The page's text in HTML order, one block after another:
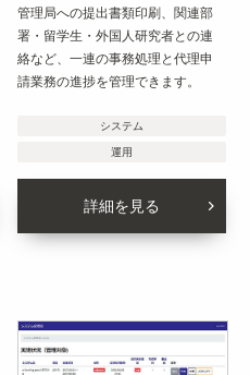
管理局への提出書類印刷、関連部
署・留学生・外国人研究者との連
絡など、一連の事務処理と代理申
請業務の進捗を管理できます。
システム
運用
詳細を見る